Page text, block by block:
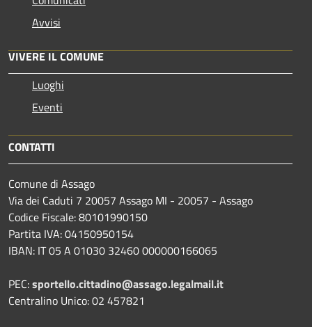
Avvisi
VIVERE IL COMUNE
Luoghi
Eventi
CONTATTI
Comune di Assago
Via dei Caduti 7 20057 Assago MI - 20057 - Assago
Codice Fiscale: 80101990150
Partita IVA: 04150950154
IBAN: IT 05 A 01030 32460 000000166065
PEC:sportello.cittadino@assago.legalmail.it
Centralino Unico: 02 457821